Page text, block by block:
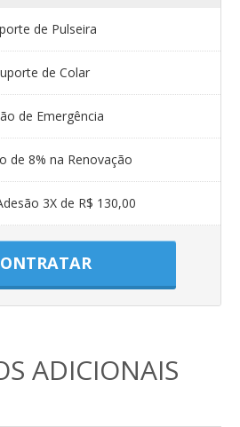
de Pulseira
de Colar
de Emergência
de 8% na Renovação
3X de R$ 130,00
ADICIONAIS